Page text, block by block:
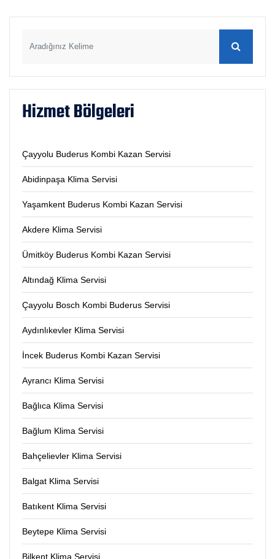
Hizmet Bölgeleri
Çayyolu Buderus Kombi Kazan Servisi
Abidinpaşa Klima Servisi
Yaşamkent Buderus Kombi Kazan Servisi
Akdere Klima Servisi
Ümitköy Buderus Kombi Kazan Servisi
Altındağ Klima Servisi
Çayyolu Bosch Kombi Buderus Servisi
Aydınlıkevler Klima Servisi
İncek Buderus Kombi Kazan Servisi
Ayrancı Klima Servisi
Bağlıca Klima Servisi
Bağlum Klima Servisi
Bahçelievler Klima Servisi
Balgat Klima Servisi
Batıkent Klima Servisi
Beytepe Klima Servisi
Bilkent Klima Servisi